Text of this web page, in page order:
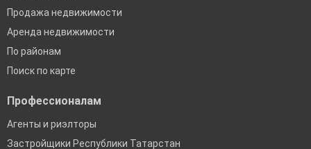
Продажа недвижимости
Аренда недвижимости
По районам
Поиск по карте
Профессионалам
Агенты и риэлторы
Застройщики Республики Татарстан